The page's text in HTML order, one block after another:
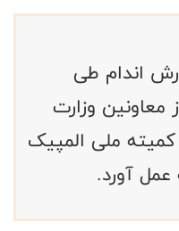
اندام طی
وزارت
ملی المپیک
عمل آورد.